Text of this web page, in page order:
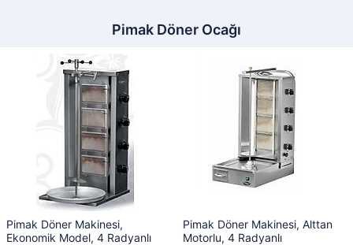
Pimak Döner Ocağı
Pimak Döner Makinesi,
Ekonomik Model, 4 Radyanlı
Pimak Döner Makinesi, Alttan
Motorlu, 4 Radyanlı